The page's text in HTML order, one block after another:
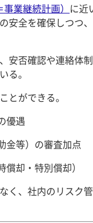
業継続計画） に近
安全を確保しつつ
安否確認や連絡
る。
とができる。
優遇
金等）の審査加点
却・特別償却）
く、社内のリス